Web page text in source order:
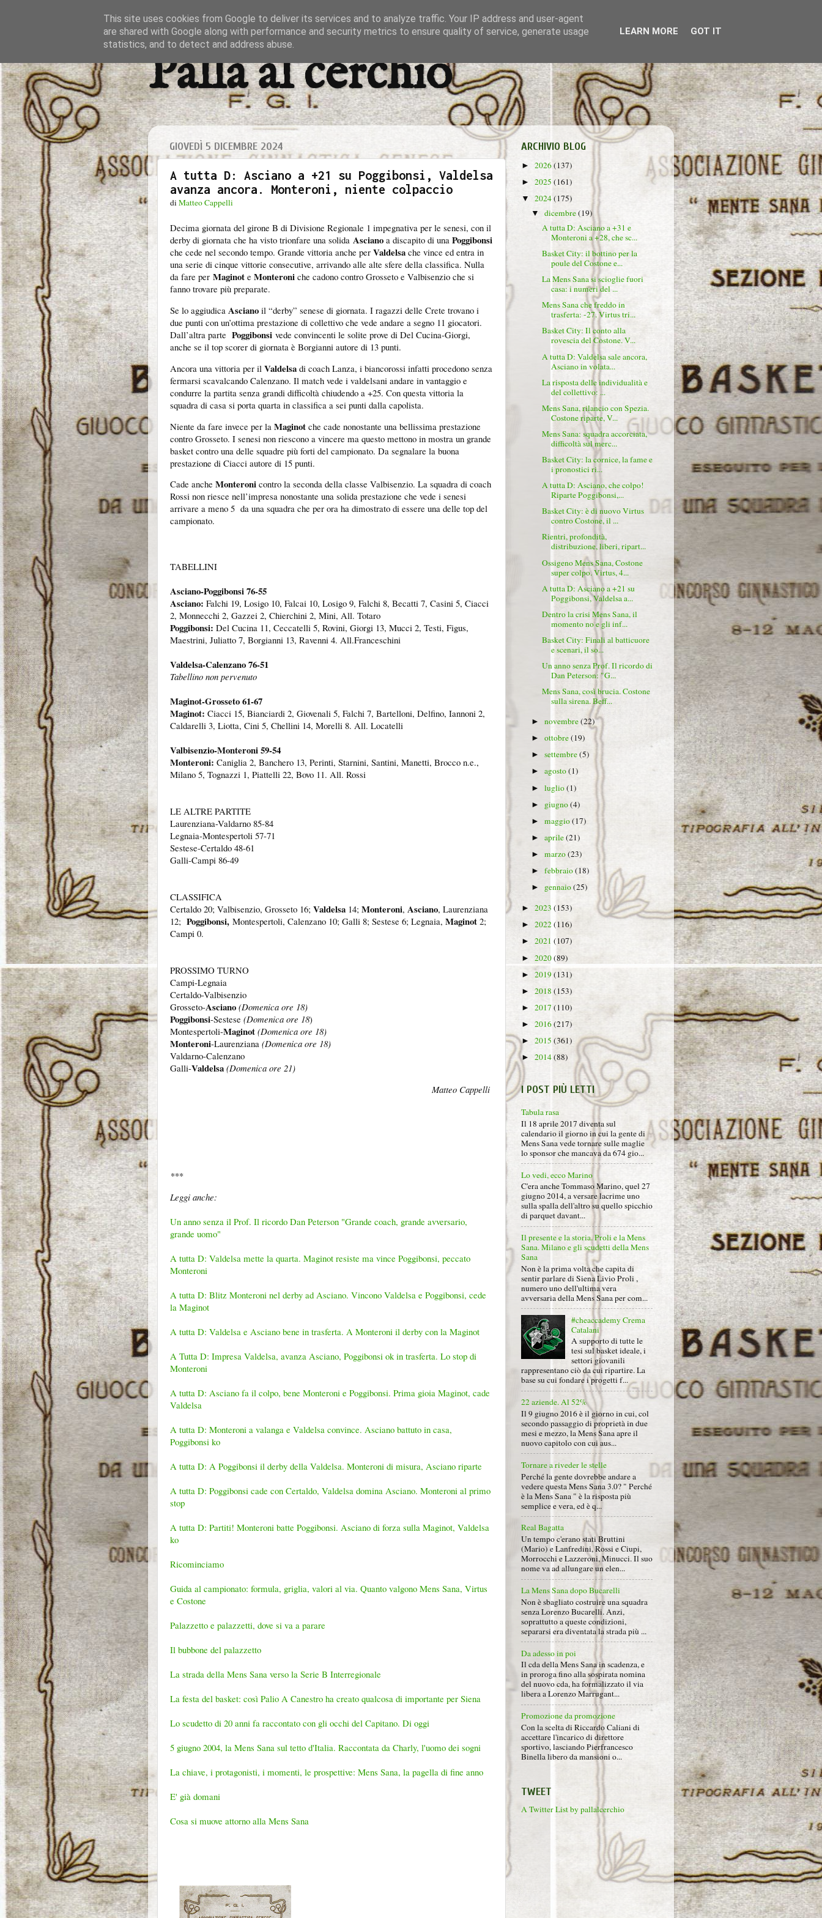
Palla al cerchio
GIOVEDÌ 5 DICEMBRE 2024
A tutta D: Asciano a +21 su Poggibonsi, Valdelsa
avanza ancora. Monteroni, niente colpaccio
diMatteo Cappelli
Decima giornata del girone B di Divisione Regionale 1 impegnativa per le senesi, con il
derby di giornata che ha visto trionfare una solida Asciano a discapito di una Poggibonsi
che cede nel secondo tempo. Grande vittoria anche per Valdelsa che vince ed entra in
una serie di cinque vittorie consecutive, arrivando alle alte sfere della classifica. Nulla
da fare per Maginot e Monteroni che cadono contro Grosseto e Valbisenzio che si
fanno trovare più preparate.
Se lo aggiudica Asciano il “derby” senese di giornata. I ragazzi delle Crete trovano i
due punti con un’ottima prestazione di collettivo che vede andare a segno 11 giocatori.
Dall’altra parte Poggibonsi vede convincenti le solite prove di Del Cucina-Giorgi,
anche se il top scorer di giornata è Borgianni autore di 13 punti.
Ancora una vittoria per il Valdelsa di coach Lanza, i biancorossi infatti procedono senza
fermarsi scavalcando Calenzano. Il match vede i valdelsani andare in vantaggio e
condurre la partita senza grandi difficoltà chiudendo a +25. Con questa vittoria la
squadra di casa si porta quarta in classifica a sei punti dalla capolista.
Niente da fare invece per la Maginot che cade nonostante una bellissima prestazione
contro Grosseto. I senesi non riescono a vincere ma questo mettono in mostra un grande
basket contro una delle squadre più forti del campionato. Da segnalare la buona
prestazione di Ciacci autore di 15 punti.
Cade anche Monteroni contro la seconda della classe Valbisenzio. La squadra di coach
Rossi non riesce nell’impresa nonostante una solida prestazione che vede i senesi
arrivare a meno 5 da una squadra che per ora ha dimostrato di essere una delle top del
campionato.
TABELLINI
Asciano-Poggibonsi 76-55
Asciano: Falchi 19, Losigo 10, Falcai 10, Losigo 9, Falchi 8, Becatti 7, Casini 5, Ciacci
2, Monnecchi 2, Gazzei 2, Chierchini 2, Mini, All. Totaro
Poggibonsi: Del Cucina 11, Ceccatelli 5, Rovini, Giorgi 13, Mucci 2, Testi, Figus,
Maestrini, Juliatto 7, Borgianni 13, Ravenni 4. All.Franceschini
Valdelsa-Calenzano 76-51
Tabellino non pervenuto
Maginot-Grosseto 61-67
Maginot: Ciacci 15, Bianciardi 2, Giovenali 5, Falchi 7, Bartelloni, Delfino, Iannoni 2,
Caldarelli 3, Liotta, Cini 5, Chellini 14, Morelli 8. All. Locatelli
Valbisenzio-Monteroni59-54
Monteroni: Caniglia 2, Banchero 13, Perinti, Starnini, Santini, Manetti, Brocco n.e.,
Milano 5, Tognazzi 1, Piattelli 22, Bovo 11. All. Rossi
LE ALTRE PARTITE
Laurenziana-Valdarno 85-84
Legnaia-Montespertoli 57-71
Sestese-Certaldo 48-61
Galli-Campi 86-49
CLASSIFICA
Certaldo 20; Valbisenzio, Grosseto 16; Valdelsa 14; Monteroni, Asciano, Laurenziana
12; Poggibonsi, Montespertoli, Calenzano 10; Galli 8; Sestese 6; Legnaia, Maginot 2;
Campi 0.
PROSSIMO TURNO
Campi-Legnaia
Certaldo-Valbisenzio
Grosseto-Asciano (Domenica ore 18)
Poggibonsi-Sestese (Domenica ore 18)
Montespertoli-Maginot (Domenica ore 18)
Monteroni-Laurenziana (Domenica ore 18)
Valdarno-Calenzano
Galli-Valdelsa (Domenica ore 21)
Matteo Cappelli
***
Leggi anche:
Un anno senza il Prof. Il ricordo Dan Peterson "Grande coach, grande avversario,
grande uomo"
A tutta D: Valdelsa mette la quarta. Maginot resiste ma vince Poggibonsi, peccato
Monteroni
A tutta D: Blitz Monteroni nel derby ad Asciano. Vincono Valdelsa e Poggibonsi, cede
la Maginot
A tutta D: Valdelsa e Asciano bene in trasferta. A Monteroni il derby con la Maginot
A Tutta D: Impresa Valdelsa, avanza Asciano, Poggibonsi ok in trasferta. Lo stop di
Monteroni
A tutta D: Asciano fa il colpo, bene Monteroni e Poggibonsi. Prima gioia Maginot, cade
Valdelsa
A tutta D: Monteroni a valanga e Valdelsa convince. Asciano battuto in casa,
Poggibonsi ko
A tutta D: A Poggibonsi il derby della Valdelsa. Monteroni di misura, Asciano riparte
A tutta D: Poggibonsi cade con Certaldo, Valdelsa domina Asciano. Monteroni al primo
stop
A tutta D: Partiti! Monteroni batte Poggibonsi. Asciano di forza sulla Maginot, Valdelsa
ko
Ricominciamo
Guida al campionato: formula, griglia, valori al via. Quanto valgono Mens Sana, Virtus
e Costone
Palazzetto e palazzetti, dove si va a parare
Il bubbone del palazzetto
La strada della Mens Sana verso la Serie B Interregionale
La festa del basket: così Palio A Canestro ha creato qualcosa di importante per Siena
Lo scudetto di 20 anni fa raccontato con gli occhi del Capitano. Di oggi
5 giugno 2004, la Mens Sana sul tetto d'Italia. Raccontata da Charly, l'uomo dei sogni
La chiave, i protagonisti, i momenti, le prospettive: Mens Sana, la pagella di fine anno
E' già domani
Cosa si muove attorno alla Mens Sana
ARCHIVIO BLOG
► 2026(137)
► 2025 (161)
▼ 2024(175)
▼dicembre(19)
A tutta D: Asciano a +31 e
Monteroni a +28, che sc...
Basket City: il bottino per la
poule del Costone e...
La Mens Sana si scioglie fuori
casa: i numeri del ...
Mens Sana che freddo in
trasferta: -27. Virtus tri...
Basket City: Il conto alla
rovescia del Costone. V...
A tutta D: Valdelsa sale ancora,
Asciano in volata...
La risposta delle individualità e
del collettivo: ...
Mens Sana, rilancio con Spezia.
Costone riparte, V...
Mens Sana: squadra accorciata,
difficoltà sul merc...
Basket City: la cornice, la fame e
i pronostici ri...
A tutta D: Asciano, che colpo!
Riparte Poggibonsi,...
Basket City: è di nuovo Virtus
contro Costone, il ...
Rientri, profondità,
distribuzione, liberi, ripart...
Ossigeno Mens Sana, Costone
super colpo. Virtus, 4...
A tutta D: Asciano a +21 su
Poggibonsi, Valdelsa a...
Dentro la crisi Mens Sana, il
momento no e gli inf...
Basket City: Finali al batticuore
e scenari, il so...
Un anno senza Prof. Il ricordo di
Dan Peterson: "G...
Mens Sana, così brucia. Costone
sulla sirena. Beff...
►novembre(22)
►ottobre(19)
►settembre(5)
►agosto(1)
►luglio(1)
► giugno(4)
►maggio(17)
►aprile(21)
►marzo(23)
►febbraio(18)
► gennaio(25)
► 2023 (153)
► 2022(116)
► 2021 (107)
► 2020(89)
► 2019(131)
► 2018 (153)
► 2017 (110)
► 2016(217)
► 2015 (361)
► 2014(88)
I POST PIÙ LETTI
Tabula rasa
Il 18 aprile 2017 diventa sul
calendario il giorno in cui la gente di
Mens Sana vede tornare sulle maglie
lo sponsor che mancava da 674 gio...
Lo vedi, ecco Marino
C'era anche Tommaso Marino, quel 27
giugno 2014, a versare lacrime uno
sulla spalla dell'altro su quello spicchio
di parquet davant...
Il presente e la storia. Proli e la Mens
Sana. Milano e gli scudetti della Mens
Sana
Non è la prima volta che capita di
sentir parlare di Siena Livio Proli ,
numero uno dell'ultima vera
avversaria della Mens Sana per com...
#cheaccademy Crema
Catalani
A supporto di tutte le
tesi sul basket ideale, i
settori giovanili
rappresentano ciò da cui ripartire. La
base su cui fondare i progetti f...
22 aziende. Al 52%
Il 9 giugno 2016 è il giorno in cui, col
secondo passaggio di proprietà in due
mesi e mezzo, la Mens Sana apre il
nuovo capitolo con cui aus...
Tornare a riveder le stelle
Perché la gente dovrebbe andare a
vedere questa Mens Sana 3.0? " Perché
è la Mens Sana " è la risposta più
semplice e vera, ed è q...
Real Bagatta
Un tempo c'erano stati Bruttini
(Mario) e Lanfredini, Rossi e Ciupi,
Morrocchi e Lazzeroni, Minucci. Il suo
nome va ad allungare un elen...
La Mens Sana dopo Bucarelli
Non è sbagliato costruire una squadra
senza Lorenzo Bucarelli. Anzi,
soprattutto a queste condizioni,
separarsi era diventata la strada più ...
Da adesso in poi
Il cda della Mens Sana in scadenza, e
in proroga fino alla sospirata nomina
del nuovo cda, ha formalizzato il via
libera a Lorenzo Marrugant...
Promozione da promozione
Con la scelta di Riccardo Caliani di
accettare l'incarico di direttore
sportivo, lasciando Pierfrancesco
Binella libero da mansioni o...
TWEET
A Twitter List by pallalcerchio
This site uses cookies from Google to deliver its services and to analyze traffic. Your IP address and user-agent
are shared with Google along with performance and security metrics to ensure quality of service, generate usage
statistics, and to detect and address abuse.
LEARN MORE GOT IT